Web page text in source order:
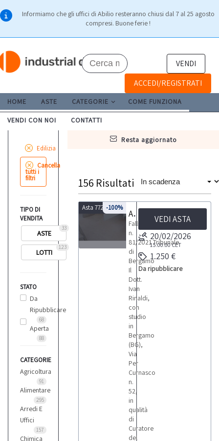
Informiamo che gli uffici di Abilio resteranno chiusi dal 7 al 25 agosto
compresi. Buone ferie !
VENDI
ACCEDI/REGISTRATI
HOME ASTE CATEGORIE COME FUNZIONA
VENDI CON NOI CONTATTI
resta aggiornato
Edilizia
Cancella
tutti i
filtri
TIPO DI
VENDITA
33
ASTE
123
LOTTI
STATO
Da
Ripubblicare
68
Aperta
88
CATEGORIE
Agricoltura
91
Alimentare
295
Arredi E
Uffici
157
Chimica
156 Risultati
Asta 7722-100%
Asta di lastre di marmo e pietra
Fallimento
n.
81/2021 Tribunale
di
Bergamo
Il
Dott.
Ivan
Rinaldi,
con
studio
in
Bergamo
(BG),
Via
Per
Curnasco
n.
52,
in
qualità
di
Curatore
del
VEDI ASTA
20/02/2026
15:00:00 CET
1.250 €
Da ripubblicare